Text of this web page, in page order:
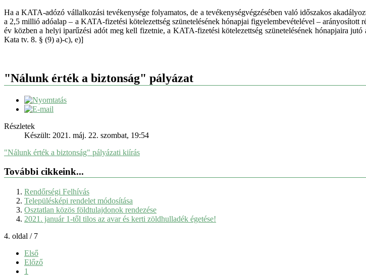
Ha a KATA-adózó vállalkozási tevékenysége folyamatos, de a tevékenységvégzésében való időszakos
a 2,5 millió adóalap – a KATA-fizetési kötelezettség szünetelésének hónapjai figyelembevételével –
év közben a helyi iparűzési adót meg kell fizetnie, a KATA-fizetési kötelezettség szünetelésének hónapjaira
Kata tv. 8. § (9) a)-c), e)]
"Nálunk érték a biztonság" pályázat
Részletek
Készült: 2021. máj. 22. szombat, 19:54
"Nálunk érték a biztonság" pályázati kiírás
További cikkeink...
Rendőrségi Felhívás
Településképi rendelet módosítása
Osztatlan közös földtulajdonok rendezése
2021. január 1-től tilos az avar és kerti zöldhulladék égetése!
4. oldal / 7
Első
Előző
1